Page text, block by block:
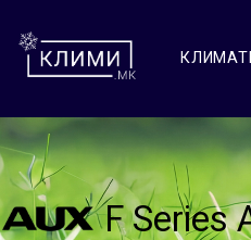
F Series